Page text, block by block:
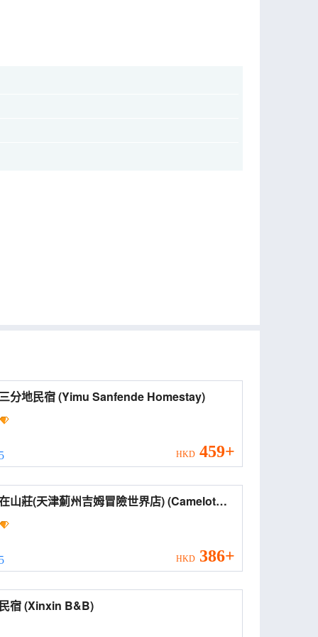
一畝三分地民宿 (Yimu Sanfende Homestay)
HKD 459+
山莊(天津薊州吉姆冒險世界店) (Camelot
HKD 386+
鑫鑫民宿 (Xinxin B&B)